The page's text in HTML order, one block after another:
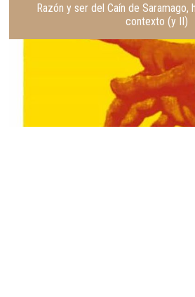
Razón y ser del Caín de Saramago,
contexto (y II)